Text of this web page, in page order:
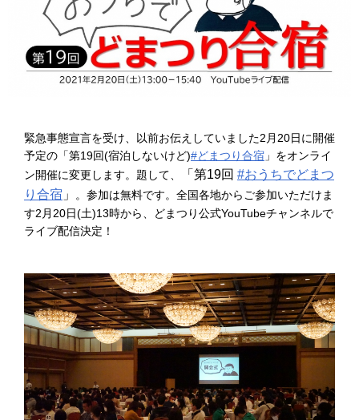
緊急事態宣言を受け、以前お伝えしていました2月20日に開催
予定の「第19回(宿泊しないけど)#どまつり合宿 」をオンライ
ン開催に変更します。題して、
「第19回 #おうちでどまつ
り合宿 」
。参加は無料です。全国各地からご参加いただけま
す2月20日(土)13時から、どまつり公式YouTubeチャンネルで
ライブ配信決定！